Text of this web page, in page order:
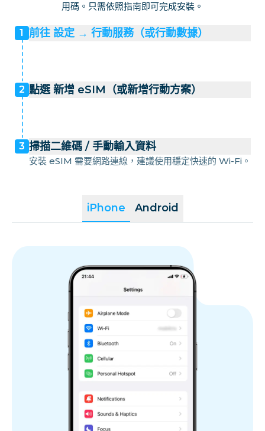
用碼。只需依照指南即可完成安裝。
iPhone Android
1 前往 設定 → 行動服務（或行動數據）
2 點選 新增 eSIM（或新增行動方案）
3 掃描二維碼 / 手動輸入資料
安裝 eSIM 需要網路連線，建議使用穩定快速的 Wi-Fi。